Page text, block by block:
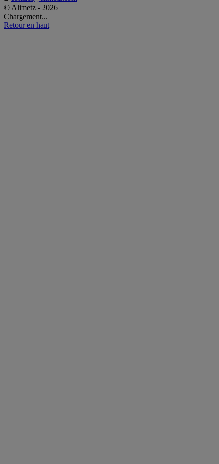
© Alimetz - 2026
Chargement...
Retour en haut